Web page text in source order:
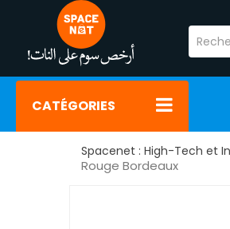
CATÉGORIES
Spacenet : High-Tech et
Rouge Bordeaux